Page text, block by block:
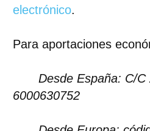
electrónico.
Para aportaciones
Desde España: C/C
6000630752